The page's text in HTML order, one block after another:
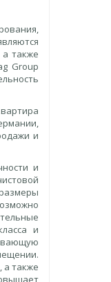
также
Group
и
и
и
а также